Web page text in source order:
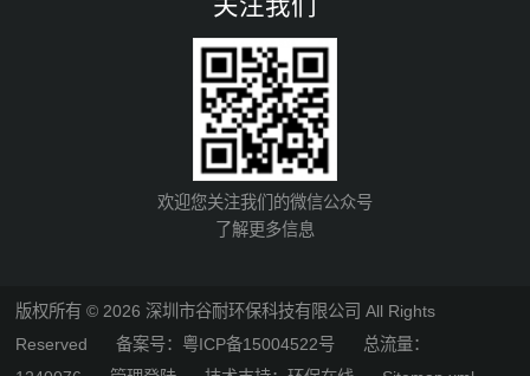
关注我们
欢迎您关注我们的微信公众号
了解更多信息
版权所有 © 2026 深圳市谷耐环保科技有限公司 All Rights
Reserved备案号：粤ICP备15004522号 总流量：